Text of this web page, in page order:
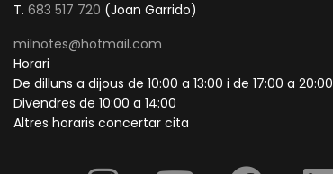
T. 683 517 720 (Joan Garrido)
milnotes@hotmail.com
Horari
De dilluns a dijous de 10:00 a 13:00 i de 17:00 a 20:00
Divendres de 10:00 a 14:00
Altres horaris concertar cita